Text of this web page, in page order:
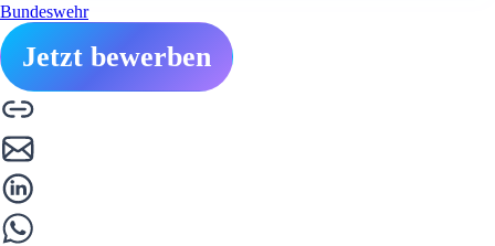
Bundeswehr
Jetzt bewerben